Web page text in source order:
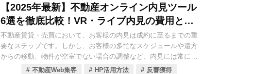
ぜひご活用ください。
2025年現在、不動産電子契約システムは多様なサービスが登場し
ており、各社が独自の機能や料金体系を提供しています。本コラ
ムでは、不動産会社の皆様が自社のニーズに最適なシステムを見
つけるため、特に注目すべき5つの電子契約システムを厳選し、
それぞれの料金プラン、主要機能、そして導入ステップを徹底的
に比較解説していきます。貴社の契約業務を効率化し、お客様と
の新しい関係を築くための一助となれば幸いです。
しかし、近年注目されている「RPA（Robotic Process
Automation）」ツールの導入により、このような状況は劇的に変
化しつつあります。RPAは、デジタルロボットがPC上で行う作業
を自動化する技術であり、まるで人間がPCを操作するように、
定型業務を正確かつ高速に実行することが可能です。これによ
り、不動産会社は大幅な業務効率化、コスト削減、そして生産性
【2025年最新】不動産オンライン内見ツール
6選を徹底比較！VR・ライブ内見の費用と導
入メリット
不動産賃貸・売買において、お客様の内見は成約に至るまでの重
要なステップです。しかし、お客様の多忙なスケジュールや遠方
からの移動、物件が空室でない場合の調整など、内見には常に時
間と労力の制約が伴いました。そんな中で、テクノロジーの進化
不動産Web集客 HP活用方法
反響獲得